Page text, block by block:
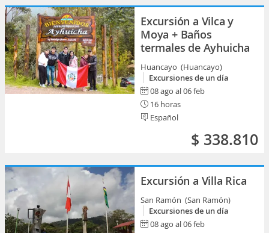
Excursión a Vilca y
Moya + Baños
termales de Ayhuicha
Huancayo (Huancayo)
Excursiones de un día
08 ago al 06 feb
16 horas
Español
$ 338.810
Excursión a Villa Rica
San Ramón (San Ramón)
Excursiones de un día
08 ago al 06 feb